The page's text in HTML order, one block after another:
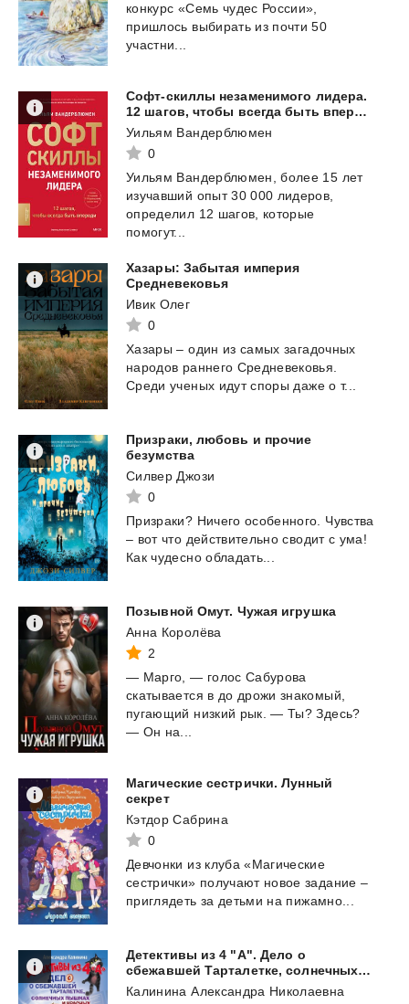
конкурс «Семь чудес России»,
пришлось выбирать из почти 50
участни...
Софт-скиллы незаменимого лидера.
12 шагов, чтобы всегда быть впереди
Уильям Вандерблюмен
0
Уильям Вандерблюмен, более 15 лет
изучавший опыт 30 000 лидеров,
определил 12 шагов, которые
помогут...
Хазары: Забытая империя
Средневековья
Ивик Олег
0
Хазары – один из самых загадочных
народов раннего Средневековья.
Среди ученых идут споры даже о т...
Призраки, любовь и прочие
безумства
Силвер Джози
0
Призраки? Ничего особенного.
Чувства
– вот что действительно сводит с ума!
Как чудесно обладать...
Позывной Омут. Чужая игрушка
Анна Королёва
2
— Марго, — голос Сабурова
скатывается в до дрожи знакомый,
пугающий низкий рык. — Ты? Здесь?
— Он на...
Магические сестрички. Лунный
секрет
Кэтдор Сабрина
0
Девчонки из клуба «Магические
сестрички» получают новое задание –
приглядеть за детьми на пижамно...
Детективы из 4 "А". Дело о
сбежавшей Тарталетке, солнечных пышках и красных кипарисах
Калинина Александра Николаевна